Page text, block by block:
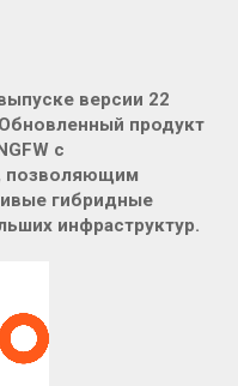
версии 22
продукт
с
позволяющим
гибридные
инфраструктур.